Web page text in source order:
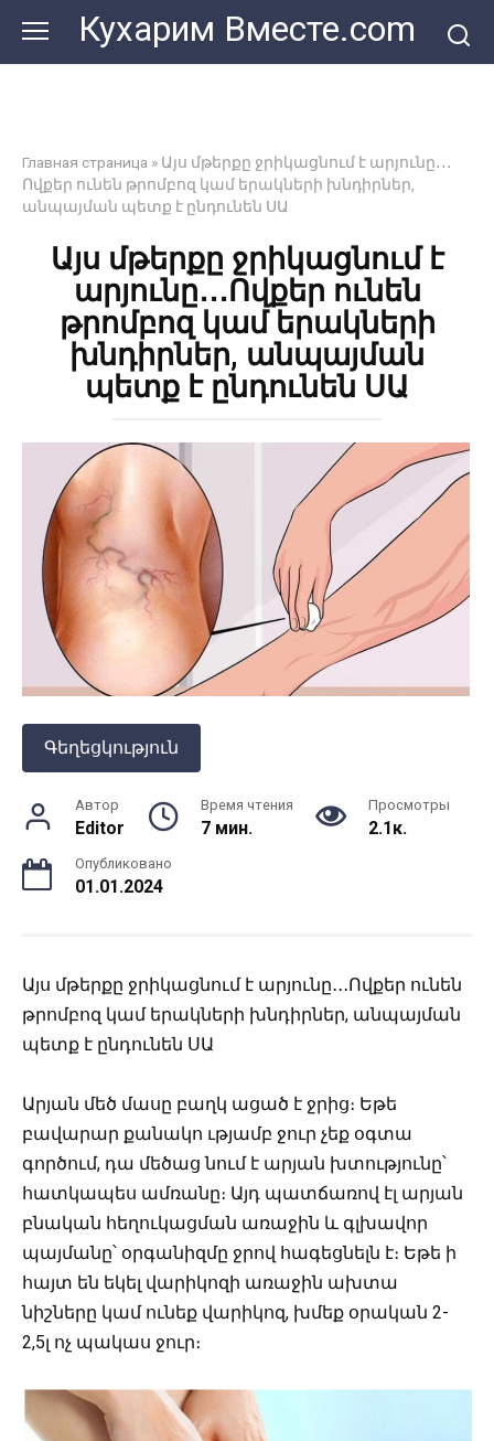
контенту
Кухарим Вместе.com
Главная страница » Այս մթերքը ջրիկացնում է արյունը․․․
Ովքեր ունեն թրոմբոզ կամ երակների խնդիրներ,
անպայման պետք է ընդունեն ՍԱ
Այս մթերքը ջրիկացնում է
արյունը․․․Ովքեր ունեն
թրոմբոզ կամ երակների
խնդիրներ, անպայման
պետք է ընդունեն ՍԱ
Գեղեցկություն
Автор
Editor
Время чтения
7 мин.
Просмотры
2.1к.
Опубликовано
01.01.2024
Այս մթերքը ջրիկացնում է արյունը․․․Ովքեր ունեն
թրոմբոզ կամ երակների խնդիրներ, անպայման
պետք է ընդունեն ՍԱ
Արյան մեծ մասը բաղկ ացած է ջրից։ Եթե
բավարար քանակո ւթյամբ ջուր չեք օգտա
գործում, դա մեծաց նում է արյան խտությունը՝
հատկապես ամռանը։ Այդ պատճառով էլ արյան
բնական հեղուկացման առաջին և գլխավոր
պայմանը՝ օրգանիզմը ջրով հագեցնելն է։ Եթե ի
հայտ են եկել վարիկոզի առաջին ախտա
նիշները կամ ունեք վարիկոզ, խմեք օրական 2-
2,5լ ոչ պակաս ջուր։